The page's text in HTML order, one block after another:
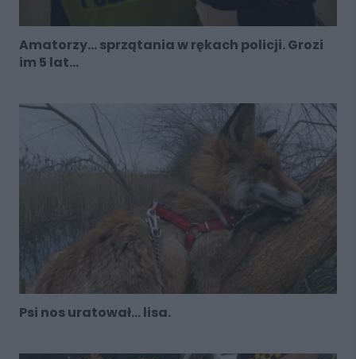
Amatorzy... sprzątania w rękach policji. Grozi
im 5 lat...
Psi nos uratował... lisa.